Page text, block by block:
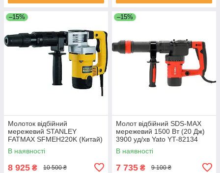
–15%
Молоток відбійний
мережевий STANLEY
FATMAX SFMEH220K (Китай)
В наявності
8 925 ₴ 10 500 ₴
–15%
Молот відбійний SDS-MAX
мережевий 1500 Вт (20 Дж)
3900 уд/хв Yato YT-82134
В наявності
7 735 ₴ 9 100 ₴